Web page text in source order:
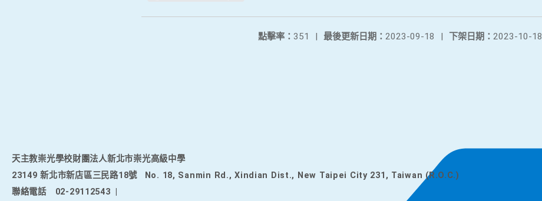
下架日期： 2023-10-18
最後更新日期： 2023-09-18 |
點擊率： 351 |
天主教崇光學校財團法人新北市崇光高級中學
23149 新北市新店區三民路18號
No. 18, Sanmin Rd., Xindian Dist., New Taipei City 231, Taiwan (R.O.C.)
聯絡電話
02-29112543